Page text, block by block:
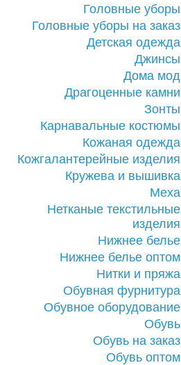
Головные уборы
Головные уборы на заказ
Детская одежда
Джинсы
Дома мод
Драгоценные камни
Зонты
Карнавальные костюмы
Кожаная одежда
Кожгалантерейные изделия
Кружева и вышивка
Меха
Нетканые текстильные
изделия
Нижнее белье
Нижнее белье оптом
Нитки и пряжа
Обувная фурнитура
Обувное оборудование
Обувь
Обувь на заказ
Обувь оптом